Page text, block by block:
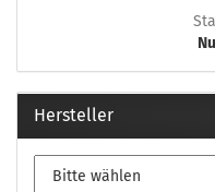
Hersteller